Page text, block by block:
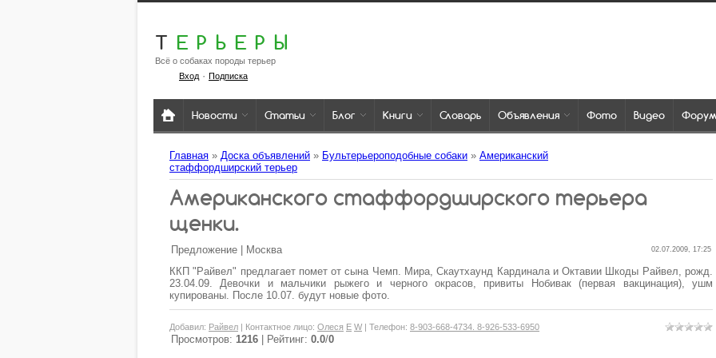
Т ЕРЬЕРЫ
Всё о собаках породы терьер
Вход· Подписка
Новости Статьи Блог Книги Словарь Объявления Фото Видео Форум
Главная » Доска объявлений » Бультерьероподобные собаки » Американский
стаффордширский терьер
Американского стаффордширского терьера
щенки.
Предложение | Москва 02.07.2009, 17:25
ККП "Райвел" предлагает помет от сына Чемп. Мира, Скаутхаунд Кардинала и Октавии Шкоды Райвел, рожд.
23.04.09. Девочки и мальчики рыжего и черного окрасов, привиты Нобивак (первая вакцинация), ушм
купированы. После 10.07. будут новые фото.
Добавил: Райвел | Контактное лицо: Олеся E W | Телефон: 8-903-668-4734. 8-926-533-6950
Просмотров: 1216 Рейтинг: 0.0/0